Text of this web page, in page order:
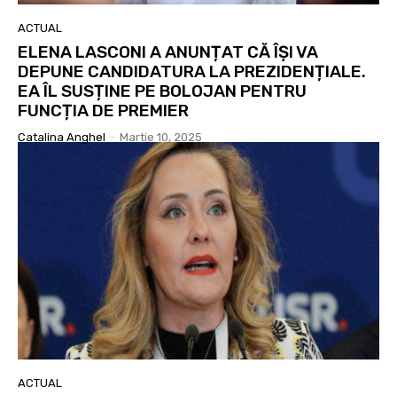
ACTUAL
ELENA LASCONI A ANUNȚAT CĂ ÎȘI VA
DEPUNE CANDIDATURA LA PREZIDENȚIALE.
EA ÎL SUSȚINE PE BOLOJAN PENTRU
FUNCȚIA DE PREMIER
Catalina Anghel - Martie 10, 2025
ACTUAL